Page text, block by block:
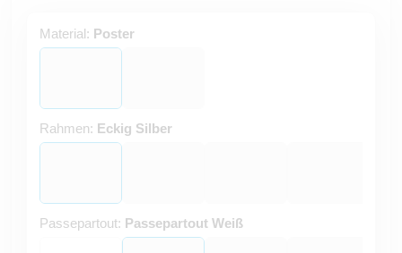
Material: Poster
Rahmen: Eckig Silber
Passepartout: Passepartout Weiß